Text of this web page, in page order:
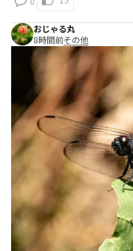
おじゃる丸
8時間前その他